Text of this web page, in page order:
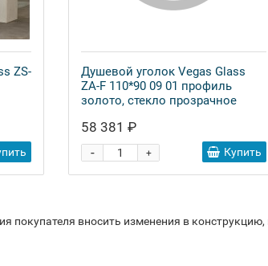
ZS-
Душевой уголок Vegas Glass
ZA-F 110*90 09 01 профиль
золото, стекло прозрачное
58 381 ₽
+
- Купить
покупателя вносить изменения в